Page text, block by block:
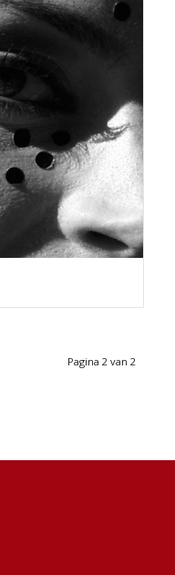
Pagina 2 van 2